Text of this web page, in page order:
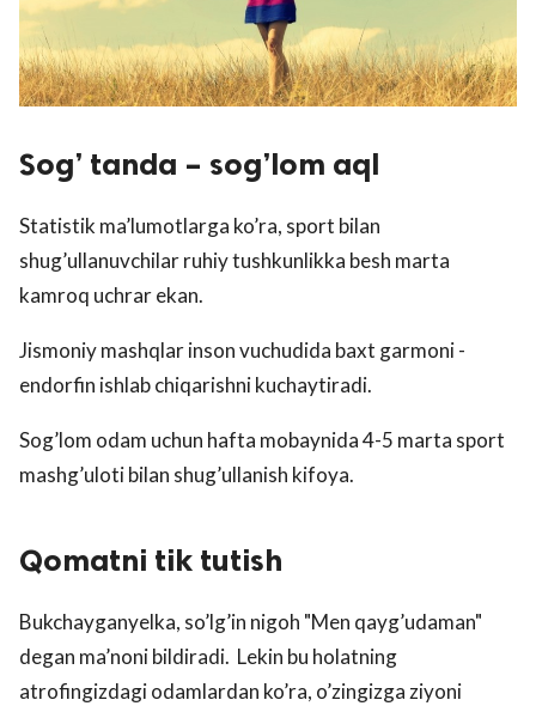
Sog’ tanda – sog’lom aql
Statistik ma’lumotlarga ko’ra, sport bilan
shug’ullanuvchilar ruhiy tushkunlikka besh marta
kamroq uchrar ekan.
Jismoniy mashqlar inson vuchudida baxt garmoni -
endorfin ishlab chiqarishni kuchaytiradi.
Sog’lom odam uchun hafta mobaynida 4-5 marta sport
mashg’uloti bilan shug’ullanish kifoya.
Qomatni tik tutish
Bukchayganyelka, so’lg’in nigoh "Men qayg’udaman"
degan ma’noni bildiradi. Lekin bu holatning
atrofingizdagi odamlardan ko’ra, o’zingizga ziyoni